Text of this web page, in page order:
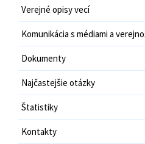
Verejné opisy vecí
Komunikácia s médiami a
Dokumenty
Najčastejšie otázky
Štatistiky
Kontakty